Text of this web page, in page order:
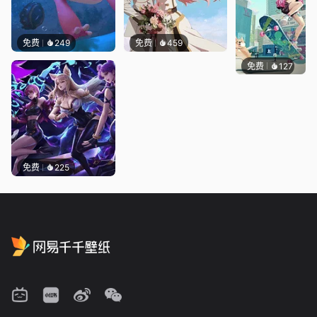
免费 249 免费 459
免费 225
免费 127